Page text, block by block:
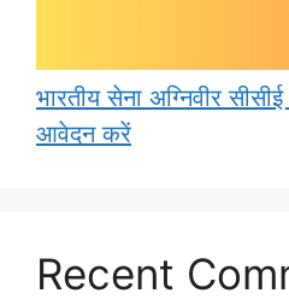
भारतीय सेना अग्निवीर
आवेदन करें
Recent